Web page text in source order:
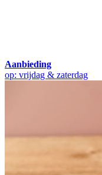
Aanbieding
op: vrijdag & zaterdag